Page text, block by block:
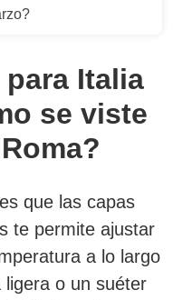
para Italia
se viste
que las capas
te permite ajustar
a lo largo
ligera o un suéter